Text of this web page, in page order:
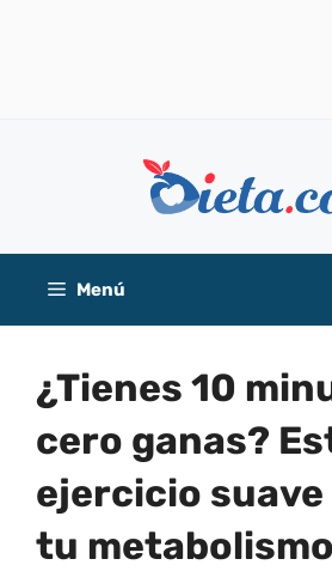
Menú
¿Tienes 10
cero ganas?
ejercicio
tu